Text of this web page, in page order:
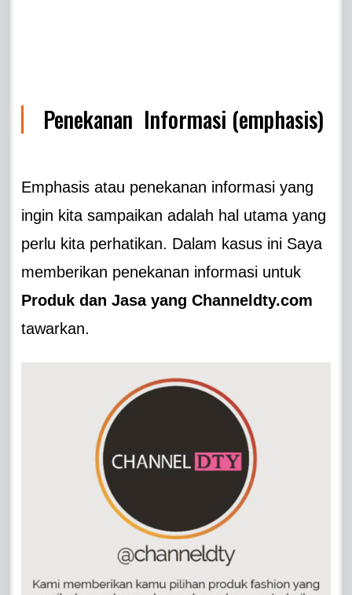
Penekanan Informasi (emphasis)
Emphasis atau penekanan informasi yang
ingin kita sampaikan adalah hal utama yang
perlu kita perhatikan. Dalam kasus ini Saya
memberikan penekanan informasi untuk
Produk dan Jasa yang Channeldty.com
tawarkan.